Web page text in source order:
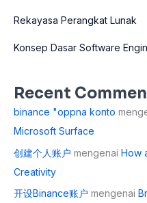
Rekayasa Perangkat Lunak
Konsep Dasar Software
Recent
binance "oppna konto
Microsoft Surface
创建个人账户 mengenai How
Creativity
开设Binance账户 mengenai